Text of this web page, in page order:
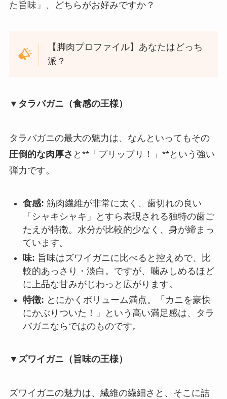
た旨味」、どちらがお好みですか？
【脚肉プロファイル】あなたはどっち
派？
▼タラバガニ（食感の王様）
タラバガニの最大の魅力は、なんといってもその
圧倒的な肉厚さ と**「プリップリ！」**という強い
弾力です。
食感: 筋肉繊維が非常に太く、歯切れの良い
「シャキシャキ」とすら表現される独特の歯ご
たえが特徴。水分が比較的少なく、身が締まっ
ています。
味: 旨味はズワイガニに比べると控えめで、比
較的あっさり・淡白。ですが、噛みしめるほど
に上品な甘みがじわっと広がります。
特徴: とにかくボリューム満点。「カニを豪快
にかぶりついた！」という高い満足感は、タラ
バガニならではのものです。
▼ズワイガニ（旨味の王様）
ズワイガニの魅力は、繊維の繊細さと、そこに詰